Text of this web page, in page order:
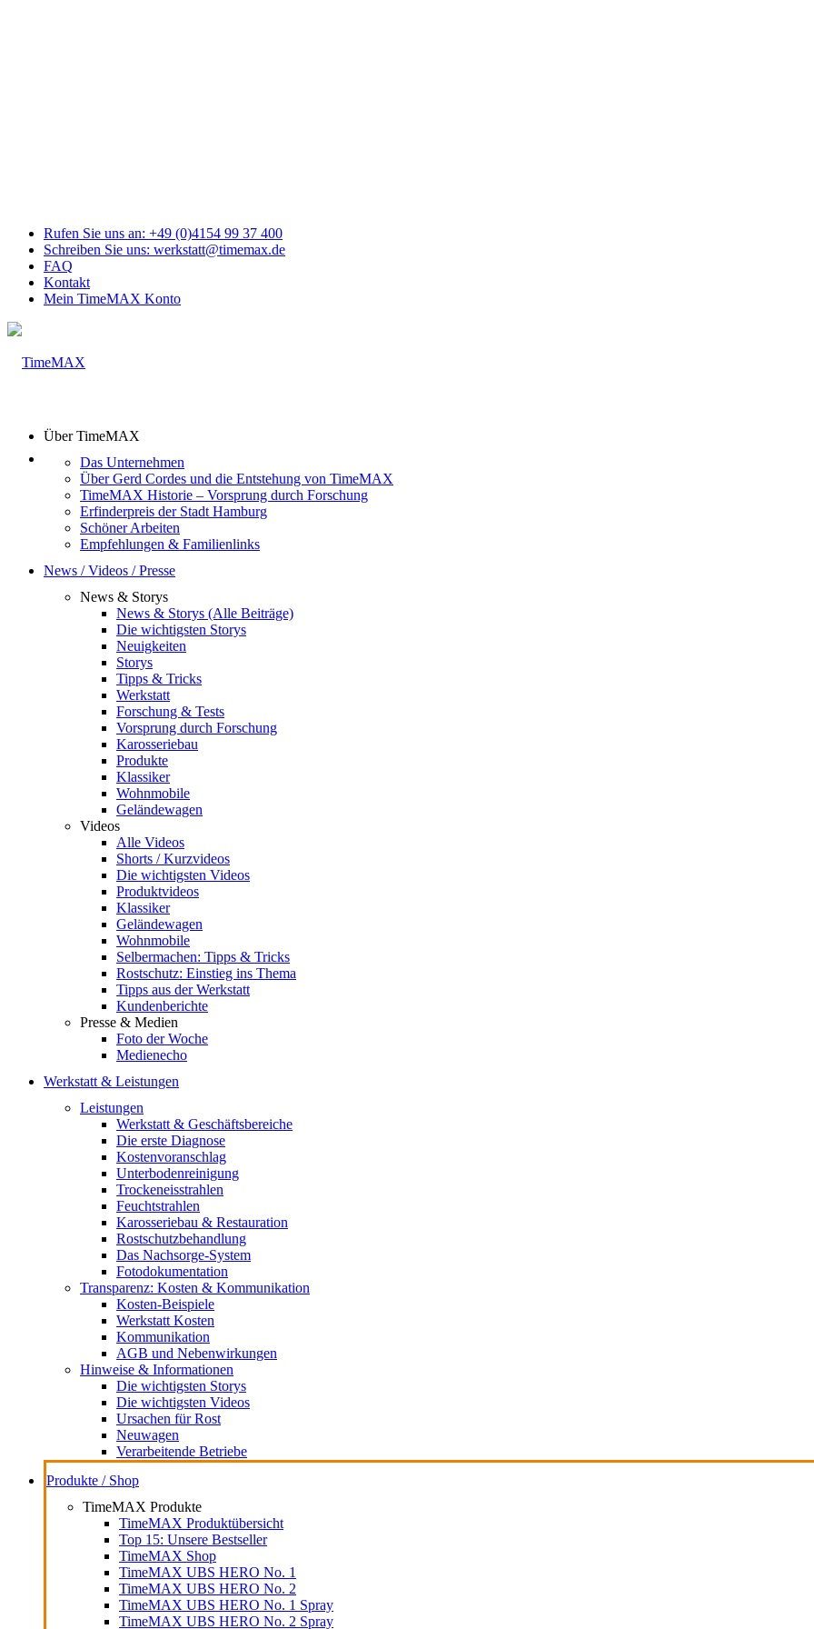
Rufen Sie uns an: +49 (0)4154 99 37 400
Schreiben Sie uns: werkstatt@timemax.de
FAQ
Kontakt
Mein TimeMAX Konto
Über TimeMAX
Das Unternehmen
Über Gerd Cordes und die Entstehung von TimeMAX
TimeMAX Historie – Vorsprung durch Forschung
Erfinderpreis der Stadt Hamburg
Schöner Arbeiten
Empfehlungen & Familienlinks
News / Videos / Presse
News & Storys
News & Storys (Alle Beiträge)
Die wichtigsten Storys
Neuigkeiten
Storys
Tipps & Tricks
Werkstatt
Forschung & Tests
Vorsprung durch Forschung
Karosseriebau
Produkte
Klassiker
Wohnmobile
Geländewagen
Videos
Alle Videos
Shorts / Kurzvideos
Die wichtigsten Videos
Produktvideos
Klassiker
Geländewagen
Wohnmobile
Selbermachen: Tipps & Tricks
Rostschutz: Einstieg ins Thema
Tipps aus der Werkstatt
Kundenberichte
Presse & Medien
Foto der Woche
Medienecho
Werkstatt & Leistungen
Leistungen
Werkstatt & Geschäftsbereiche
Die erste Diagnose
Kostenvoranschlag
Unterbodenreinigung
Trockeneisstrahlen
Feuchtstrahlen
Karosseriebau & Restauration
Rostschutzbehandlung
Das Nachsorge-System
Fotodokumentation
Transparenz: Kosten & Kommunikation
Kosten-Beispiele
Werkstatt Kosten
Kommunikation
AGB und Nebenwirkungen
Hinweise & Informationen
Die wichtigsten Storys
Die wichtigsten Videos
Ursachen für Rost
Neuwagen
Verarbeitende Betriebe
Produkte / Shop
TimeMAX Produkte
TimeMAX Produktübersicht
Top 15: Unsere Bestseller
TimeMAX Shop
TimeMAX UBS HERO No. 1
TimeMAX UBS HERO No. 2
TimeMAX UBS HERO No. 1 Spray
TimeMAX UBS HERO No. 2 Spray